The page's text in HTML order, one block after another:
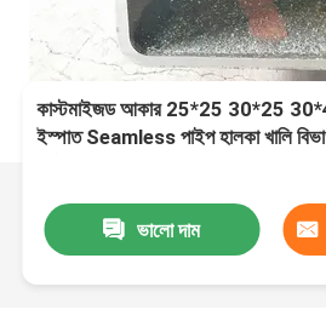
কাস্টমাইজড আকার 25*25 30*25
ইস্পাত Seamless পাইপ হালকা খালি
ভালো দাম